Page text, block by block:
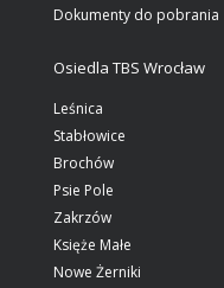
Dokumenty do pobrania
Osiedla TBS Wrocław
Leśnica
Stabłowice
Brochów
Psie Pole
Zakrzów
Księże Małe
Nowe Żerniki